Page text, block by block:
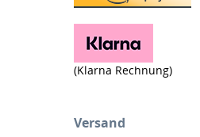
(Klarna Rechnung)
Versand